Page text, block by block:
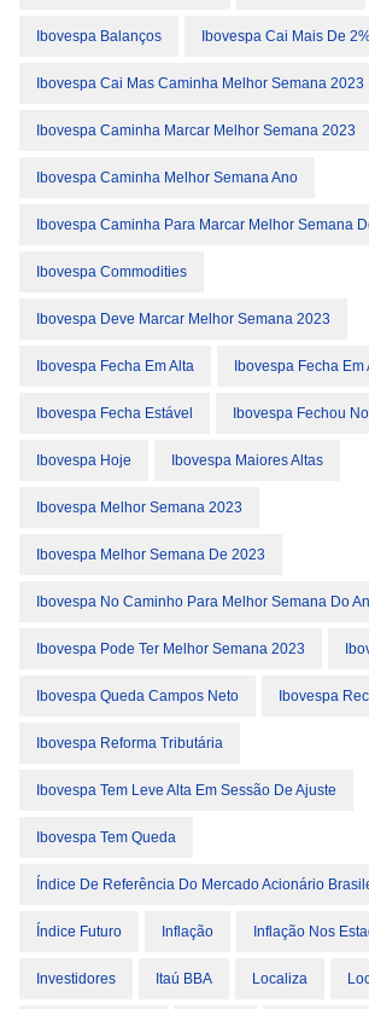
Ibovespa Balanços Ibovespa Cai Mais De
Ibovespa Cai Mas Caminha Melhor Semana 2023
Ibovespa Caminha Marcar Melhor Semana 2023
Ibovespa Caminha Melhor Semana Ano
Ibovespa Caminha Para Marcar Melhor Semana
Ibovespa Commodities
Ibovespa Deve Marcar Melhor Semana 2023
Ibovespa Fecha Em Alta Ibovespa Fecha Em
Ibovespa Fecha Estável Ibovespa Fechou
Ibovespa Hoje Ibovespa Maiores Altas
Ibovespa Melhor Semana 2023
Ibovespa Melhor Semana De 2023
Ibovespa No Caminho Para Melhor Semana Do
Ibovespa Pode Ter Melhor Semana 2023
Ibovespa Queda Campos Neto Ibovespa
Ibovespa Reforma Tributária
Ibovespa Tem Leve Alta Em Sessão De Ajuste
Ibovespa Tem Queda
Índice De Referência Do Mercado Acionário
Índice Futuro Inflação Inflação Nos
Investidores Itaú BBA Localiza